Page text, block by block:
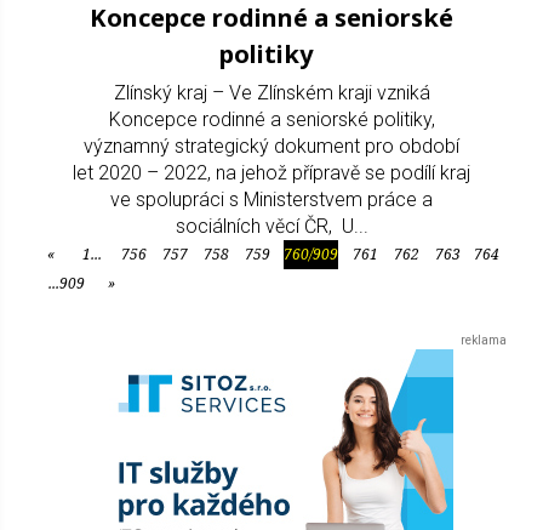
Koncepce rodinné a seniorské
politiky
Zlínský kraj – Ve Zlínském kraji vzniká
Koncepce rodinné a seniorské politiky,
významný strategický dokument pro období
let 2020 – 2022, na jehož přípravě se podílí kraj
ve spolupráci s Ministerstvem práce a
sociálních věcí ČR, U...
«Předchozí
1... 756 757 758 759 760/909 761 762 763
764
...909
»Další